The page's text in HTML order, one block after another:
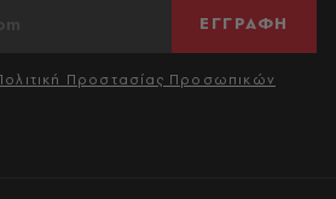
ΕΓΓΡΑΦΗ
Προστασίας Προσωπικών